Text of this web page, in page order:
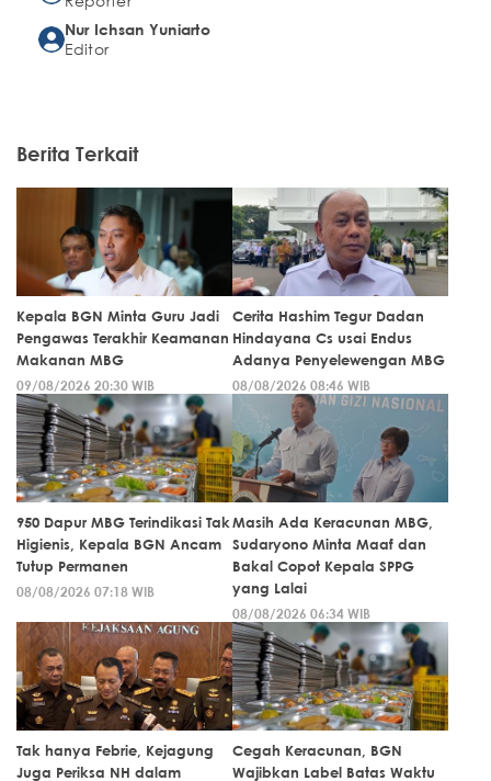
Nur Ichsan Yuniarto
Editor
Berita Terkait
Kepala BGN Minta Guru Jadi
Pengawas Terakhir Keamanan
Makanan MBG
09/08/2026 20:30 WIB
Cerita Hashim Tegur Dadan
Hindayana Cs usai Endus
Adanya Penyelewengan MBG
08/08/2026 08:46 WIB
950 Dapur MBG Terindikasi Tak
Higienis, Kepala BGN Ancam
Tutup Permanen
08/08/2026 07:18 WIB
Masih Ada Keracunan MBG,
Sudaryono Minta Maaf dan
Bakal Copot Kepala SPPG
yang Lalai
08/08/2026 06:34 WIB
Tak hanya Febrie, Kejagung
Juga Periksa NH dalam
Cegah Keracunan, BGN
Wajibkan Label Batas Waktu